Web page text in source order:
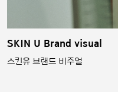
SKIN U Brand visual
스킨유 브랜드 비주얼